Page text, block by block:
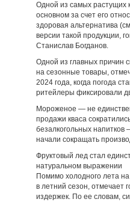
Одной из самых растущих
основном за счет его
здоровая альтернатива
версии такой продукции,
Станислав Богданов.
Одной из главных причин
на сезонные товары,
2024 года, когда погода
ритейлеры фиксировали
Мороженое — не
продажи кваса
безалкогольных напитков
начали сокращать
Фруктовый лед стал
натуральном выражении
Помимо холодного лета
в летний сезон, отмечает
издержек. По ее словам,